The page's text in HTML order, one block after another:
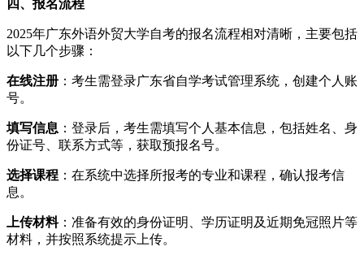
四、报名流程
2025年广东外语外贸大学自考的报名流程相对清晰，主要包括
以下几个步骤：
在线注册 ：考生需登录广东省自学考试管理系统，创建个人账
号。
填写信息 ：登录后，考生需填写个人基本信息，包括姓名、身
份证号、联系方式等，获取预报名号。
选择课程 ：在系统中选择所报考的专业和课程，确认报考信
息。
上传材料：准备有效的身份证明、学历证明及近期免冠照片等
材料，并按照系统提示上传。